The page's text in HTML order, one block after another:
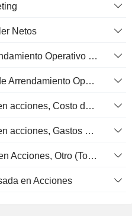
Netos
Gasto de Interés de Arrendamiento Operativo Imputado
Amortización Imputada de Arrendamiento Operativo
Compensación basada en acciones, Costo de los bienes vendidos (Total)
Compensación basada en acciones, Gastos generales y administrativos (Total)
Compensación Basada en Acciones, Otro (Total)
en Acciones